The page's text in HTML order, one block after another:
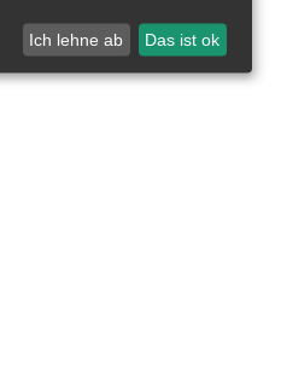
Ich lehne ab Das ist ok